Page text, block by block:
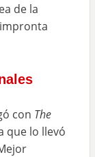
de la
con The
que lo llevó